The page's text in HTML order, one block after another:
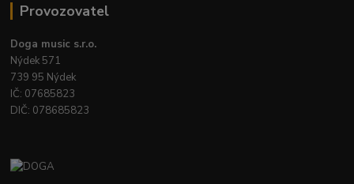
Provozovatel
Doga music s.r.o.
Nýdek 571
739 95 Nýdek
IČ: 07685823
DIČ: 078685823